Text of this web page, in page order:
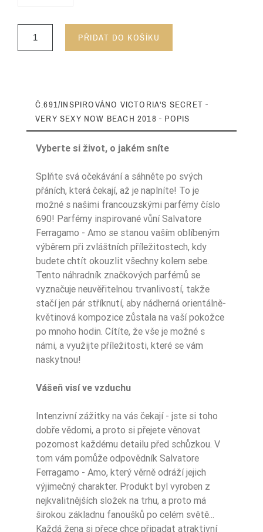
PŘIDAT DO KOŠÍKU
Č.691/INSPIROVÁNO VICTORIA'S SECRET -
VERY SEXY NOW BEACH 2018 - POPIS
Vyberte si život, o jakém sníte
Splňte svá očekávání a sáhněte po svých
přáních, která čekají, až je naplníte! To je
možné s našimi francouzskými parfémy číslo
690! Parfémy inspirované vůní Salvatore
Ferragamo - Amo se stanou vaším oblíbeným
výběrem při zvláštních příležitostech, kdy
budete chtít okouzlit všechny kolem sebe.
Tento náhradník značkových parfémů se
vyznačuje neuvěřitelnou trvanlivostí, takže
stačí jen pár stříknutí, aby nádherná orientálně-
květinová kompozice zůstala na vaší pokožce
po mnoho hodin. Cítíte, že vše je možné s
námi, a využijte příležitosti, které se vám
naskytnou!
Vášeň visí ve vzduchu
Intenzivní zážitky na vás čekají - jste si toho
dobře vědomi, a proto si přejete věnovat
pozornost každému detailu před schůzkou. V
tom vám pomůže odpovědník Salvatore
Ferragamo - Amo, který věrně odráží jejich
výjimečný charakter. Produkt byl vyroben z
nejkvalitnějších složek na trhu, a proto má
širokou základnu fanoušků po celém světě...
Každá žena si přece chce připadat atraktivní
Nuty Bazy
kwiat pomarańcz
y
Nuty Bazy kokos
Nuty Bazy piasek
Dla Kogo damskie
Zaperfumowanie 22%